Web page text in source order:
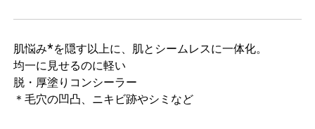
肌悩み*を隠す以上に、肌とシームレスに一体化。
均一に見せるのに軽い
脱・厚塗りコンシーラー
＊毛穴の凹凸、ニキビ跡やシミなど